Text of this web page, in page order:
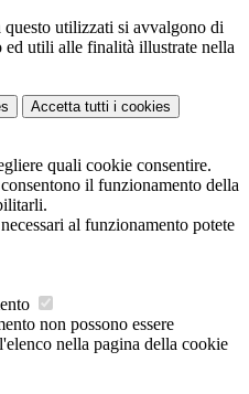
utilizzati si avvalgono di
ed utili alle finalità illustrate nella
Accetta tutti i cookies
quali cookie consentire.
il funzionamento della
al funzionamento potete
non possono essere
nella pagina della cookie